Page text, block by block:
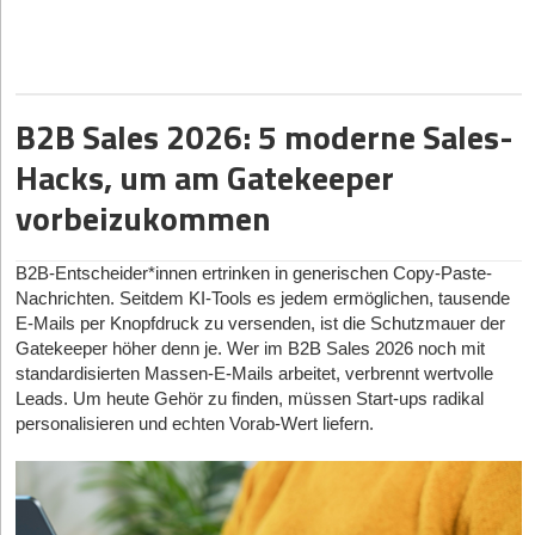
Formate wirklich zu Antworten, Klicks oder qualifizierter Neugier
Für Gründer und Gründerinnen ist das besonders relevant.
Anders als große Marken können junge Unternehmen
ein System, das organische Sichtbarkeit erst in Orientierung und
dann in Nachfrage übersetzt. Wer diesen Übergang beherrscht,
kann später auch Paid-Maßnahmen präziser skalieren. Wer ihn
nicht beherrscht, kauft meist nur mehr Aufmerksamkeit für ein
unscharfes Angebot.
Warum Reichweite allein für Start-ups ein schlechter
Reichweite ist kein nutzloser Wert. Sie zeigt, ob ein Inhalt
überhaupt Menschen außerhalb des eigenen Stammpublikums
erreicht. Für sich genommen beantwortet sie aber nicht die
B2B Sales 2026: 5 moderne Sales-
Hacks, um am Gatekeeper
vorbeizukommen
B2B-Entscheider*innen ertrinken in generischen Copy-Paste-
Nachrichten. Seitdem KI-Tools es jedem ermöglichen, tausende
E-Mails per Knopfdruck zu versenden, ist die Schutzmauer der
Gatekeeper höher denn je. Wer im B2B Sales 2026 noch mit
standardisierten Massen-E-Mails arbeitet, verbrennt wertvolle
Leads. Um heute Gehör zu finden, müssen Start-ups radikal
personalisieren und echten Vorab-Wert liefern.